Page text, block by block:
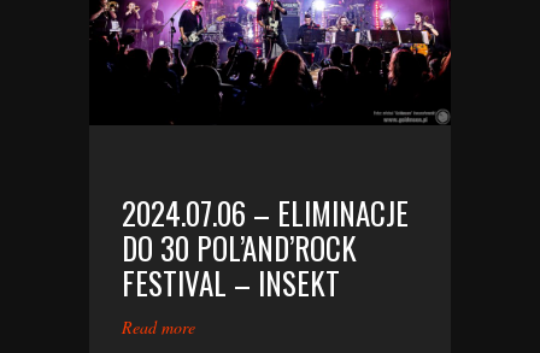
2024.07.06 – ELIMINACJE
DO 30 POL’AND’ROCK
FESTIVAL – INSEKT
Read more